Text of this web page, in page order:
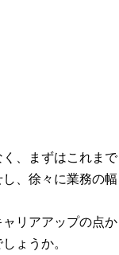
く、まずはこれまで
、徐々に業務の幅
リアアップの点か
ょうか。